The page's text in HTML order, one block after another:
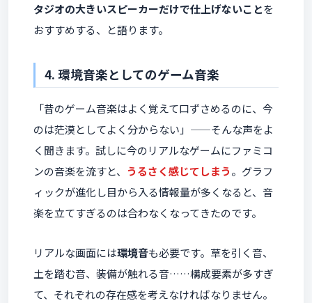
タジオの大きいスピーカーだけで仕上げないことを
おすすめする、と語ります。
4. 環境音楽としてのゲーム音楽
「昔のゲーム音楽はよく覚えて口ずさめるのに、今
のは茫漠としてよく分からない」——そんな声をよ
く聞きます。試しに今のリアルなゲームにファミコ
ンの音楽を流すと、 うるさく感じてしまう。グラフ
ィックが進化し目から入る情報量が多くなると、音
楽を立てすぎるのは合わなくなってきたのです。
リアルな画面には環境音も必要です。草を引く音、
土を踏む音、装備が触れる音……構成要素が多すぎ
て、それぞれの存在感を考えなければなりません。